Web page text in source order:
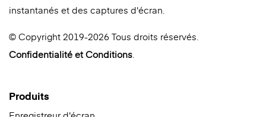
instantanés et des captures d'écran.
© Copyright 2019-2026 Tous droits réservés.
ConfidentialitéetConditions
Produits